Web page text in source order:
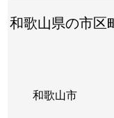
和歌山県の市区
和歌山市